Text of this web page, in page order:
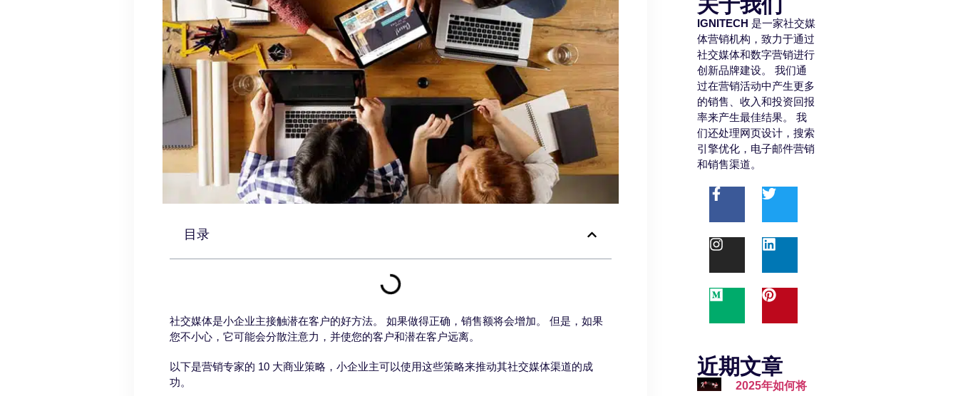
目录
社交媒体是小企业主接触潜在客户的好方法。 如果做得正确，销售额将会增加。 但是，如果
您不小心，它可能会分散注意力，并使您的客户和潜在客户远离。
以下是营销专家的 10 大商业策略，小企业主可以使用这些策略来推动其社交媒体渠道的成
功。
IGNITECH 是一家社交媒
体营销机构，致力于通过
社交媒体和数字营销进行
创新品牌建设。 我们通
过在营销活动中产生更多
的销售、收入和投资回报
率来产生最佳结果。 我
们还处理网页设计，搜索
引擎优化，电子邮件营销
和销售渠道。
近期文章
2025年如何将